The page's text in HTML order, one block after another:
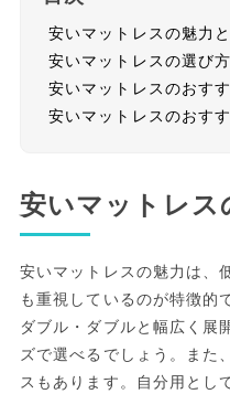
安いマットレスの魅力
安いマットレスの選び方
安いマットレスのおす
安いマットレスのお
安いマットレス
安いマットレスの魅力は、
も重視しているのが特徴的
ダブル・ダブルと幅広く展
ズで選べるでしょう。また
スもあります。自分用とし